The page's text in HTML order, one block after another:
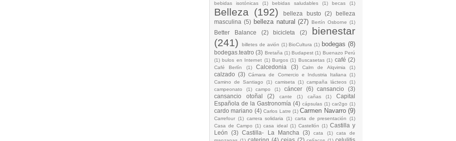
bebidas isotónicas (1) bebidas saludables (1) becas (1)
Belleza (192) belleza busto (2)
belleza
masculina (5) belleza natural (27) Bertín Osborne (1)
Better Balance (2) bicicleta (2)
bienestar
(241)
billetes de avión (1) BioCultura (1) bodegas (8)
bodegas.teatro (3) Bretaña (1) Budapest (1) Buenazo Perú
(1) bulos en Internet (1) Burgos (1) Buscasetas (1) café (2)
Café Berlín (1) Calcedonia (3) Calm de Alqvimia (1)
calzado (3) Cámara de Comercio e Industria Italiana (1)
Camino de Santiago
(1) camiseta (1) campaña lácteos (1)
campeonato
(1) campo (1) cáncer (6) cansancio
(3)
cansancio otoñal
(2) cante (1) cañas (1)
Capital
Española de la Gastronomía (4) cápsulas (1) car2go (1)
cardo mariano (4) Carlos Latre (1) Carmen Navarro (9)
Carrefour (1) carrera solidaria (1) carta de presentación
(1)
Casa de Campo (1) casa ideal (1) Castellón (1) Castilla y
León
(3) Castilla- La Mancha (3) cata (1)
cata de